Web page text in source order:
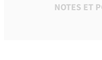
NOTES ET